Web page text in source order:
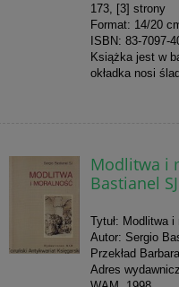
173, [3] strony
Format: 14/20
ISBN: 83-7097-
Książka jest w
okładka nosi
Modlitwa i
Bastianel SJ
Tytuł: Modlitwa i
Autor: Sergio
Przekład
Adres